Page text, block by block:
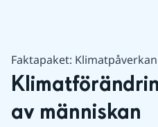
Faktapaket: Klimatpåverkan
av människan